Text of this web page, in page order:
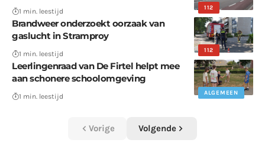
112
1 min. leestijd
112
Brandweer onderzoekt oorzaak van
gaslucht in Stramproy
1 min. leestijd
ALGEMEEN
Leerlingenraad van De Firtel helpt mee
aan schonere schoolomgeving
1 min. leestijd
Vorige Volgende